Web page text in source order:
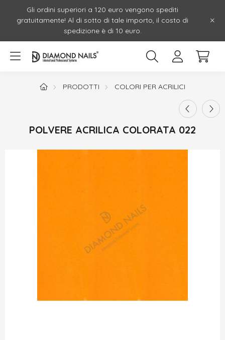
Gli ordini superiori a 120 euro vengono spediti
gratuitamente! Al di sotto di tale importo, il costo di
spedizione è di 10 euro.
PRODOTTI COLORI PER ACRILICI
POLVERE ACRILICA COLORATA 022